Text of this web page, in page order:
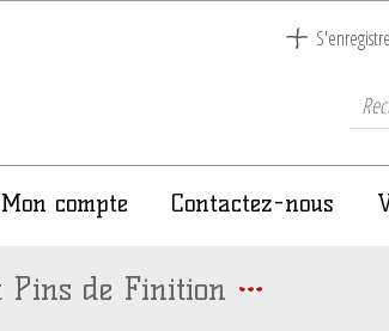
Mon compte Contactez-nous
Pins de Finition